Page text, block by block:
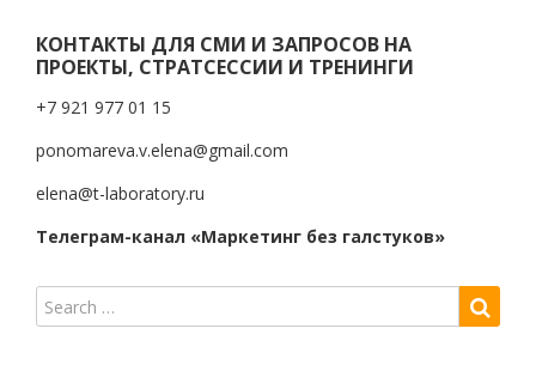
КОНТАКТЫ ДЛЯ СМИ И ЗАПРОСОВ НА
ПРОЕКТЫ, СТРАТСЕССИИ И ТРЕНИНГИ
+7 921 977 01 15
ponomareva.v.elena@gmail.com
elena@t-laboratory.ru
Телеграм-канал «Маркетинг без галстуков»